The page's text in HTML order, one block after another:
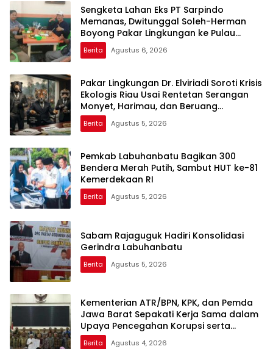
Sengketa Lahan Eks PT Sarpindo
Memanas, Dwitunggal Soleh-Herman
Boyong Pakar Lingkungan ke Pulau
Rupat
Berita Agustus 6, 2026
Pakar Lingkungan Dr. Elviriadi Soroti Krisis
Ekologis Riau Usai Rentetan Serangan
Monyet, Harimau, dan Beruang
Terhadap Warga
Berita Agustus 5, 2026
Pemkab Labuhanbatu Bagikan 300
Bendera Merah Putih, Sambut HUT ke-81
Kemerdekaan RI
Berita Agustus 5, 2026
Sabam Rajaguguk Hadiri Konsolidasi
Gerindra Labuhanbatu
Berita Agustus 5, 2026
Kementerian ATR/BPN, KPK, dan Pemda
Jawa Barat Sepakati Kerja Sama dalam
Upaya Pencegahan Korupsi serta
Penguatan Ekonomi Daerah
Berita Agustus 4, 2026